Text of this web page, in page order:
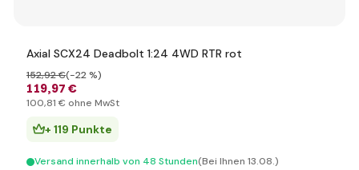
Axial SCX24 Deadbolt 1:24 4WD RTR rot
119,97 €
152,92 €(-22 %)
100,81 € ohne MwSt
+ 119 Punkte
Versand innerhalb von 48 Stunden(Bei Ihnen 13.08.)